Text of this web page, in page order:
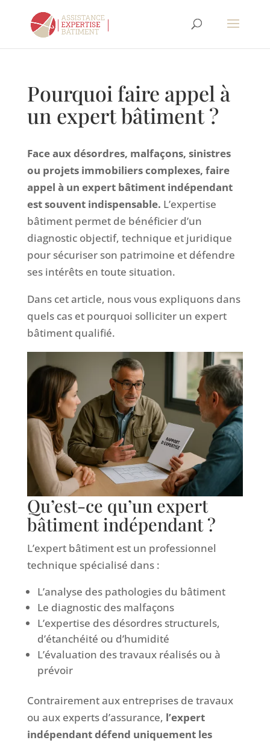
Pourquoi faire appel à
un expert bâtiment ?
Face aux désordres, malfaçons, sinistres
ou projets immobiliers complexes, faire
appel à un expert bâtiment indépendant
est souvent indispensable. L’expertise
bâtiment permet de bénéficier d’un
diagnostic objectif, technique et juridique
pour sécuriser son patrimoine et défendre
ses intérêts en toute situation.
Dans cet article, nous vous expliquons dans
quels cas et pourquoi solliciter un expert
bâtiment qualifié.
Qu’est-ce qu’un expert
bâtiment indépendant ?
L’expert bâtiment est un professionnel
technique spécialisé dans :
L’analyse des pathologies du bâtiment
Le diagnostic des malfaçons
L’expertise des désordres structurels,
d’étanchéité ou d’humidité
L’évaluation des travaux réalisés ou à
prévoir
Contrairement aux entreprises de travaux
ou aux experts d’assurance, l’expert
indépendant défend uniquement les